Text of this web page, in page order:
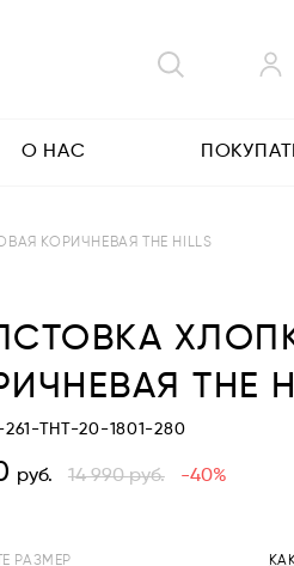
О НАС
КОРИЧНЕВАЯ THE HILLS
THE
THT-20-1801-280
руб. 14 990руб. -40%
РАЗМЕР